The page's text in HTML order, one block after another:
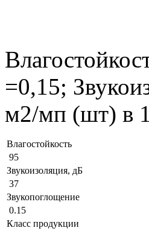
=0,15;
м2/мп (шт) в
Влагостойкость
95
Звукоизоляция, дБ
37
Звукопоглощение
0.15
Класс продукции